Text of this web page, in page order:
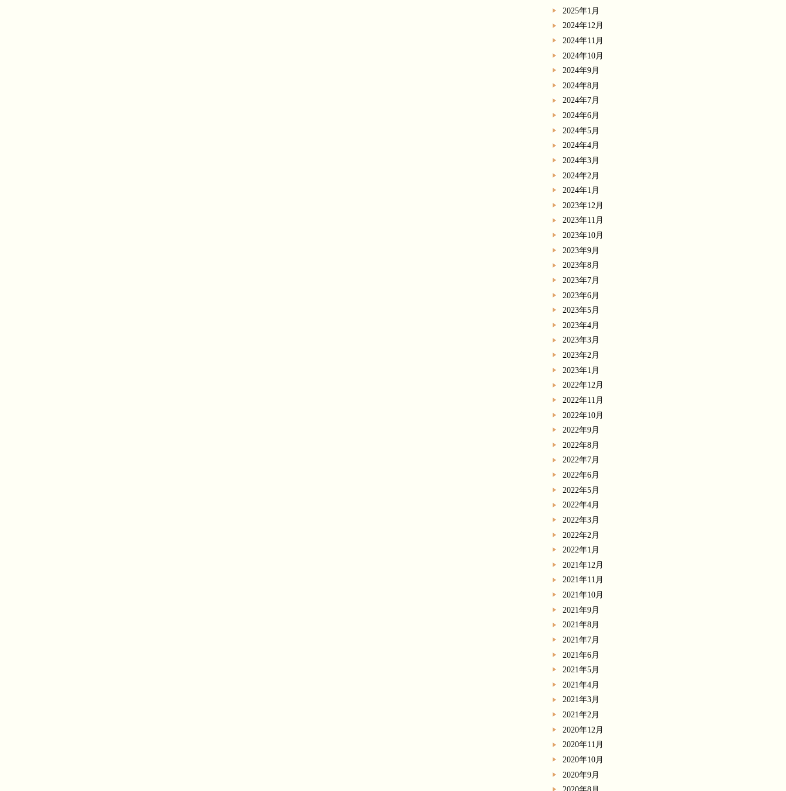
2025年1月
2024年12月
2024年11月
2024年10月
2024年9月
2024年8月
2024年7月
2024年6月
2024年5月
2024年4月
2024年3月
2024年2月
2024年1月
2023年12月
2023年11月
2023年10月
2023年9月
2023年8月
2023年7月
2023年6月
2023年5月
2023年4月
2023年3月
2023年2月
2023年1月
2022年12月
2022年11月
2022年10月
2022年9月
2022年8月
2022年7月
2022年6月
2022年5月
2022年4月
2022年3月
2022年2月
2022年1月
2021年12月
2021年11月
2021年10月
2021年9月
2021年8月
2021年7月
2021年6月
2021年5月
2021年4月
2021年3月
2021年2月
2020年12月
2020年11月
2020年10月
2020年9月